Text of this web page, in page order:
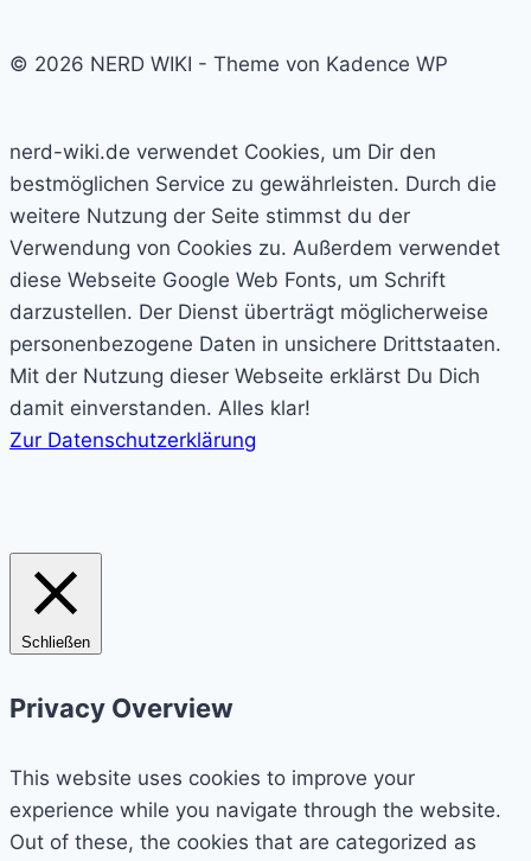
© 2026 NERD WIKI - Theme von Kadence WP
nerd-wiki.de verwendet Cookies, um Dir den
bestmöglichen Service zu gewährleisten. Durch die
weitere Nutzung der Seite stimmst du der
Verwendung von Cookies zu. Außerdem verwendet
diese Webseite Google Web Fonts, um Schrift
darzustellen. Der Dienst überträgt möglicherweise
personenbezogene Daten in unsichere Drittstaaten.
Mit der Nutzung dieser Webseite erklärst Du Dich
damit einverstanden. Alles klar!
Zur Datenschutzerklärung
Schließen
Privacy Overview
This website uses cookies to improve your
experience while you navigate through the website.
Out of these, the cookies that are categorized as